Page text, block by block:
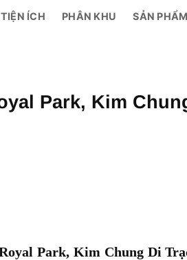
TIỆN ÍCH PHÂN KHU SẢN
Park, Kim
Park, Kim Chung Di